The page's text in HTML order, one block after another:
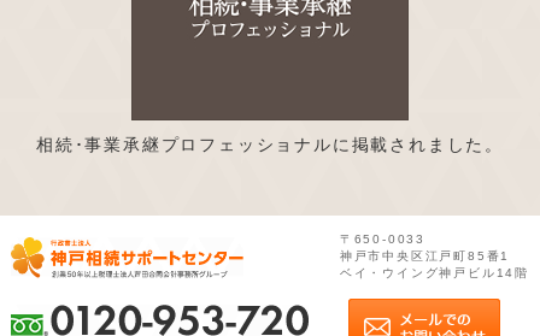
相続･事業承継プロフェッショナルに掲載されました。
〒650-0033
神戸市中央区江戸町85番1
ベイ・ウイング神戸ビル14階